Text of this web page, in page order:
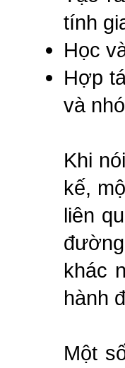
tính
Học
Hợp
và
Khi
kế,
liên
khác
hành
Một